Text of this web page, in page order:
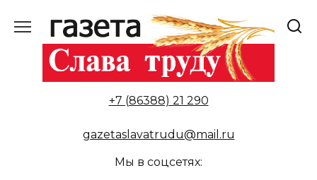
содержанию
+7 (86388) 21 290
gazetaslavatrudu@mail.ru
Мы в соцсетях: